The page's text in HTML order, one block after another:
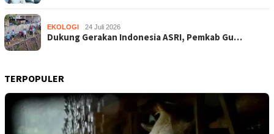
EKOLOGI 24 Juli 2026
Dukung Gerakan Indonesia ASRI, Pemkab Gu…
TERPOPULER